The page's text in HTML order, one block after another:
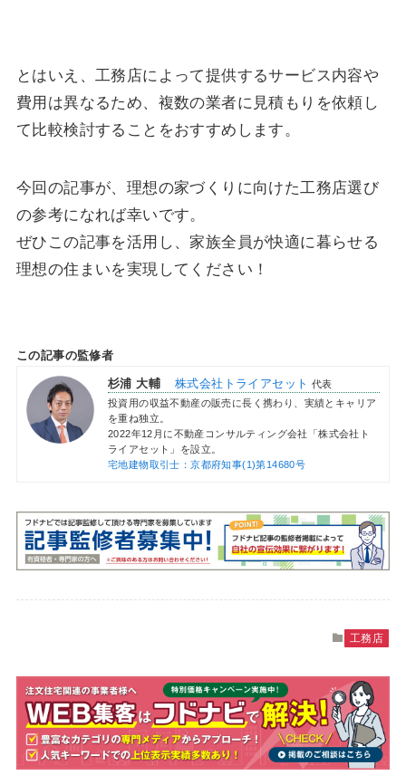
とはいえ、工務店によって提供するサービス内容や
費用は異なるため、複数の業者に見積もりを依頼し
て比較検討することをおすすめします。
今回の記事が、理想の家づくりに向けた工務店選び
の参考になれば幸いです。
ぜひこの記事を活用し、家族全員が快適に暮らせる
理想の住まいを実現してください！
この記事の監修者
杉浦 大輔 株式会社トライアセット 代表
投資用の収益不動産の販売に長く携わり、実績とキャリア
を重ね独立。
2022年12月に不動産コンサルティング会社「株式会社ト
ライアセット」を設立。
宅地建物取引士：京都府知事(1)第14680号
工務店